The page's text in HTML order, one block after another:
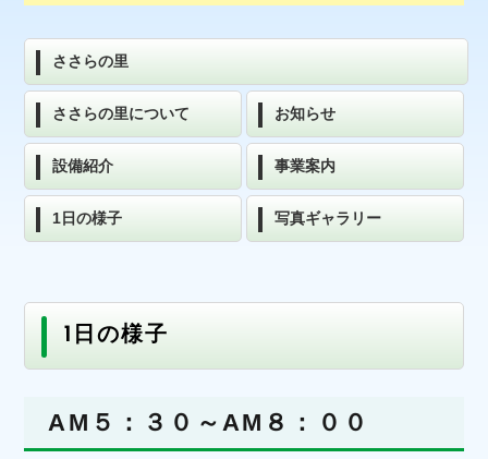
ささらの里
ささらの里について お知らせ
設備紹介 事業案内
1日の様子 写真ギャラリー
1日の様子
AM５：３０～AM８：００